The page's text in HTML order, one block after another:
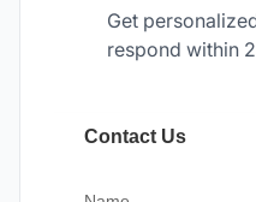
Get
respond within